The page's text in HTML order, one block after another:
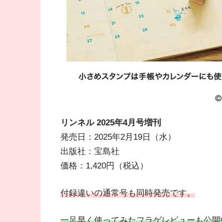
リンネル 2025年4月号増刊
発売日：2025年2月19日（水）
出版社：宝島社
価格：1,420円（税込）
付録違いの通常号も同時発売です。
一足早く使ってみたフラゲレビューも公